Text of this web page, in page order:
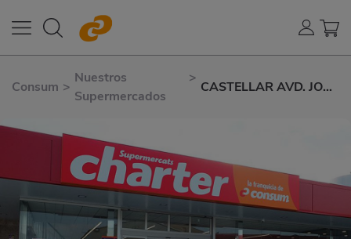
Consum >
Nuestros
Supermercados
>
CASTELLAR AVD. JOSÉ